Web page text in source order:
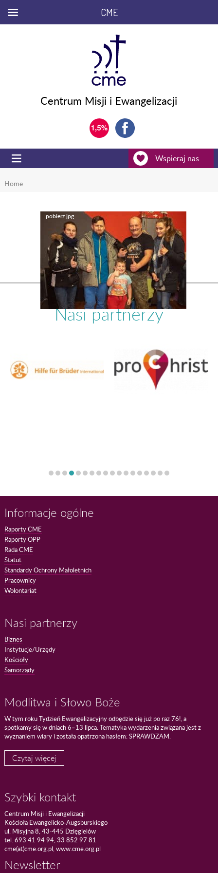
Centrum Misji i Ewangelizacji
Wspieraj nas
Home
Nasi partnerzy
Informacje ogólne
Raporty CME
Raporty OPP
Rada CME
Statut
Standardy Ochrony Małoletnich
Pracownicy
Wolontariat
Nasi partnerzy
Biznes
Instytucje/Urzędy
Kościoły
Samorządy
Modlitwa i Słowo Boże
W tym roku Tydzień Ewangelizacyjny odbędzie się już po raz 76!, a
spotkamy się w dniach 6–13 lipca. Tematyka wydarzenia związana jest z
wyznaniem wiary i została opatrzona hasłem: SPRAWDZAM.
Czytaj więcej
Szybki kontakt
Centrum Misji i Ewangelizacji
Kościoła Ewangelicko-Augsburskiego
ul. Misyjna 8, 43-445 Dzięgielów
tel. 693 41 94 94, 33 852 97 81
cme(at)cme.org.pl, www.cme.org.pl
Newsletter
CME